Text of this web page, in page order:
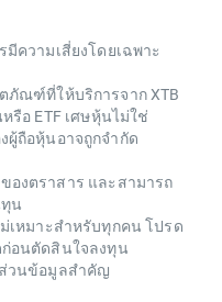
ความเสี่ยงโดยเฉพาะ
ภัณฑ์ที่ให้บริการจาก XTB
รือ ETF เศษหุ้นไม่ใช่
ถือหุ้นอาจถูกจำกัด
งตราสาร และสามารถ
น
เหมาะสำหรับทุกคน โปรด
ก่อนตัดสินใจลงทุน
วนข้อมูลสำคัญ